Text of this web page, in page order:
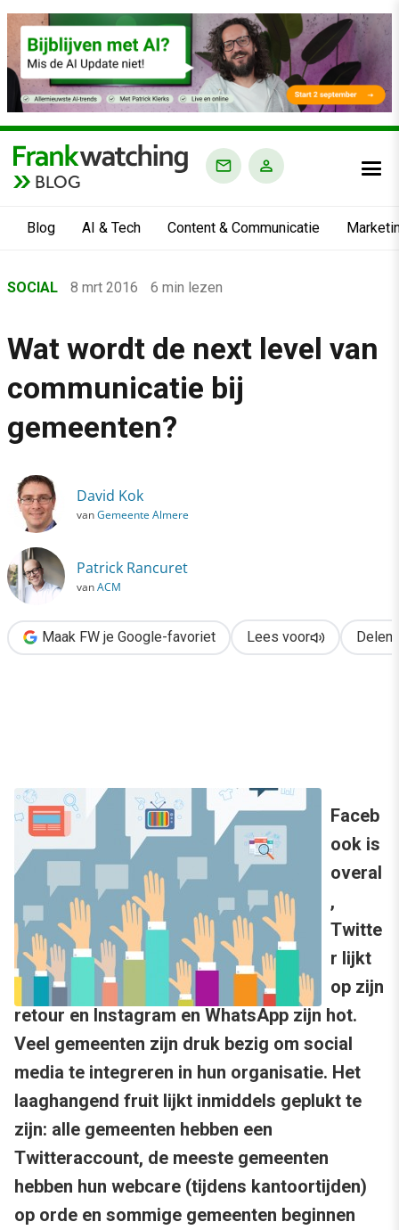
BLOG
Blog AI & Tech Content & Communicatie
›
›
Social
Wat wordt de next level van communicatie bij gemeenten?
SOCIAL 8 mrt 2016 6 min lezen
Wat wordt de next level van
communicatie bij
gemeenten?
David Kok
vanGemeente Almere
Patrick Rancuret
vanACM
Maak FW je Google-favoriet Lees voor Delen
Faceb
ook is
overal
,
Twitte
r lijkt
op zijn
retour en Instagram en WhatsApp zijn hot.
Veel gemeenten zijn druk bezig om social
media te integreren in hun organisatie. Het
laaghangend fruit lijkt inmiddels geplukt te
zijn: alle gemeenten hebben een
Twitteraccount, de meeste gemeenten
hebben hun webcare (tijdens kantoortijden)
op orde en sommige gemeenten beginnen